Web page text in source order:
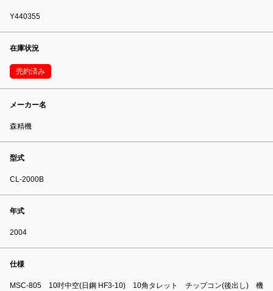
Y440355
在庫状況
売約済み
メーカー名
森精機
型式
CL-2000B
年式
2004
仕様
MSC-805 10吋中空(日鋼 HF3-10) 10角タレット チップコン(後出し) 機